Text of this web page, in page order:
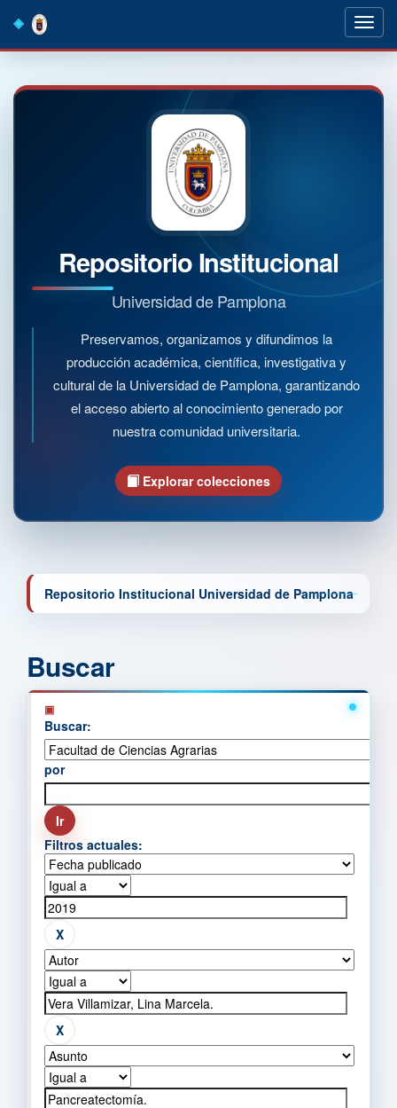
navigation
Repositorio Institucional
Universidad de Pamplona
Preservamos, organizamos y difundimos la
producción académica, científica, investigativa y
cultural de la Universidad de Pamplona, garantizando
el acceso abierto al conocimiento generado por
nuestra comunidad universitaria.
Explorar colecciones
Repositorio Institucional Universidad de Pamplona
Buscar
Buscar:
por
Filtros actuales: